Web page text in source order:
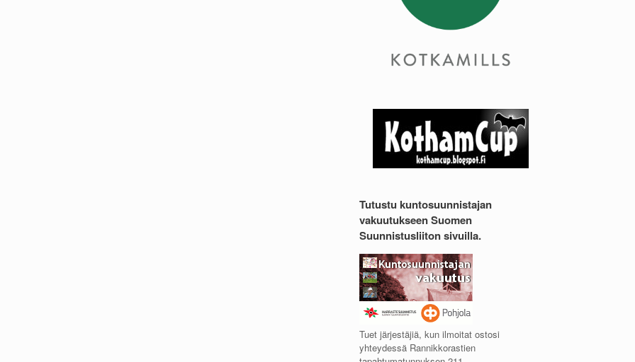
Tutustu kuntosuunnistajan
vakuutukseen Suomen
Suunnistusliiton sivuilla.
Tuet järjestäjiä, kun ilmoitat ostosi
yhteydessä Rannikkorastien